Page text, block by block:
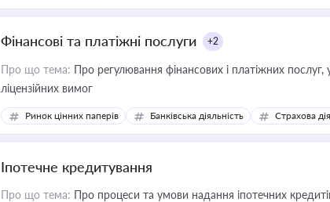
Фінансові та платіжні послуги +2
Про що тема: Про регулювання фінансових і платіжних послуг, управління коштами, приймання платежів та дотримання
ліцензійних вимог
Ринок цінних паперів Банківська діяльність Страхова
Іпотечне кредитування
Про що тема: Про процеси та умови надання іпотечних